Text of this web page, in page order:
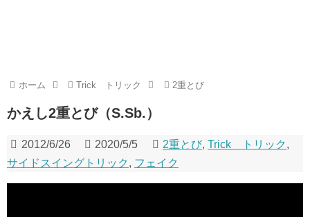
ホーム Trick トリック 2重とび
かえし2重とび（S.Sb.）
2012/6/26 2020/5/5 2重とび,Trick トリック ,
サイドスイングトリック , フェイク